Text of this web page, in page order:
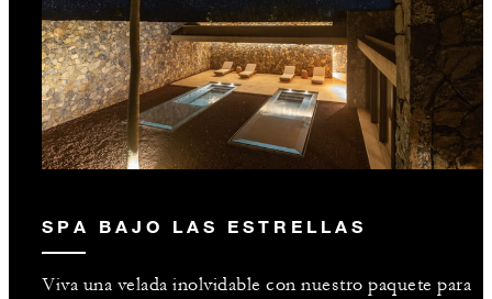
SPA BAJO LAS ESTRELLAS
Viva una velada inolvidable con nuestro paquete para